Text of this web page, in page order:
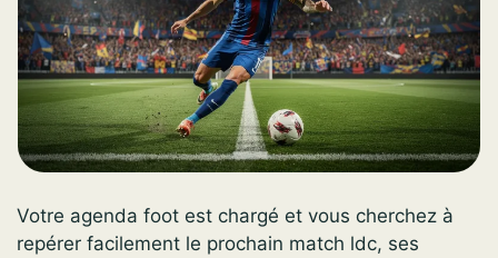
Votre agenda foot est chargé et vous cherchez à
repérer facilement le prochain match ldc, ses